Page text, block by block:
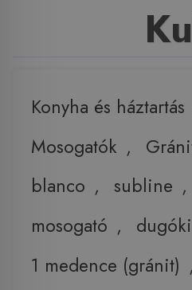
Konyha és háztartás
Mosogatók ,
blanco , subline ,
mosogató ,
1 medence (gránit) ,